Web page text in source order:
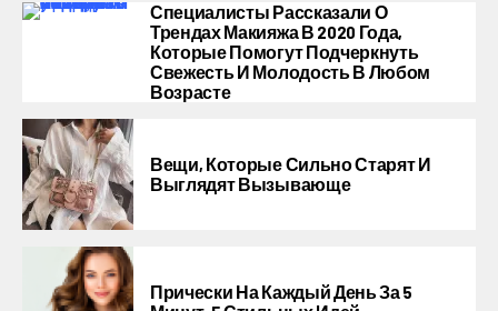
Специалисты Рассказали О
Трендах Макияжа В 2020 Года,
Которые Помогут Подчеркнуть
Свежесть И Молодость В Любом
Возрасте
Вещи, Которые Сильно Старят И
Выглядят Вызывающе
Прически На Каждый День За 5